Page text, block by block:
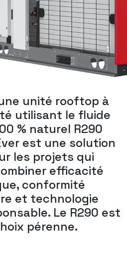
unité rooftop à
utilisant le fluide
% naturel R290
est une solution
les projets qui
efficacité
conformité
et technologie
Le R290 est
pérenne.